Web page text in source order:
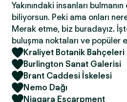
Yakınındaki insanları
biliyorsun. Peki ama onları
Merak etme, biz buradayız.
buluşma noktaları ve popüler
Kraliyet Botanik Bahçeleri
Burlington Sanat Galerisi
Brant Caddesi İskelesi
Nemo Dağı
Niagara Escarpment